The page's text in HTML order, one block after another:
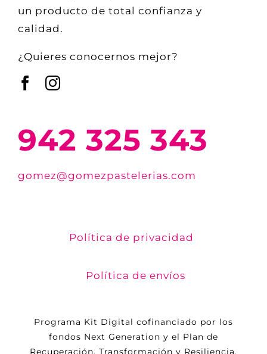
un producto de total confianza y
calidad.
¿Quieres conocernos mejor?
942 325 343
gomez@gomezpastelerias.com
Política de privacidad
Política de envíos
Programa Kit Digital cofinanciado por los
fondos Next Generation y el Plan de
Recuperación, Transformación y Resiliencia.